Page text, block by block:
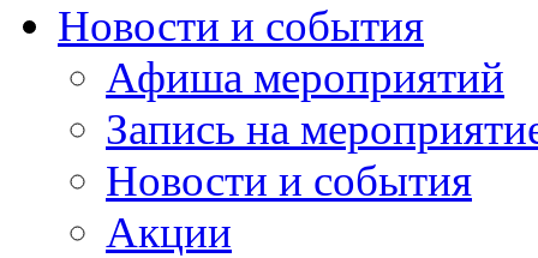
Новости и события
Афиша мероприятий
Запись на
Новости и события
Акции